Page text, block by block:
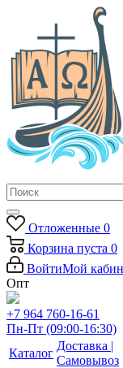
Отложенные 0
Корзина пуста 0
ВойтиМой
Опт
+7 964 760-16-61
Пн-Пт (09:00-16:30)
Каталог
Доставка |
Самовывоз